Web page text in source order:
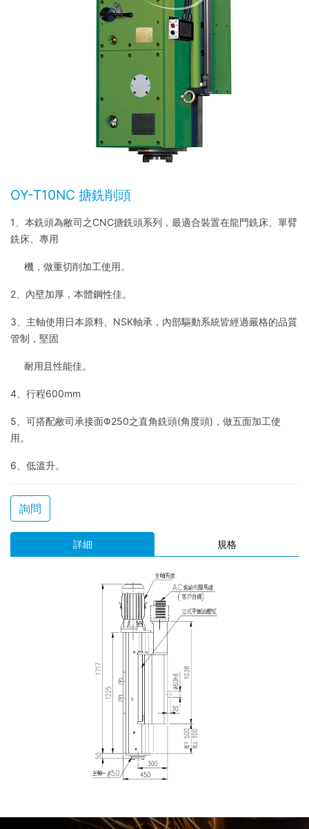
OY-T10NC 搪銑削頭
1、本銑頭為敝司之CNC搪銑頭系列，最適合裝置在龍門銑床、單臂
銑床、專用
機，做重切削加工使用。
2、內壁加厚，本體鋼性佳。
3、主軸使用日本原料、NSK軸承，內部驅動系統皆經過嚴格的品質
管制，堅固
耐用且性能佳。
4、行程600mm
5、可搭配敝司承接面Φ250之直角銑頭(角度頭)，做五面加工使
用。
6、低溫升。
詢問
詳細 規格